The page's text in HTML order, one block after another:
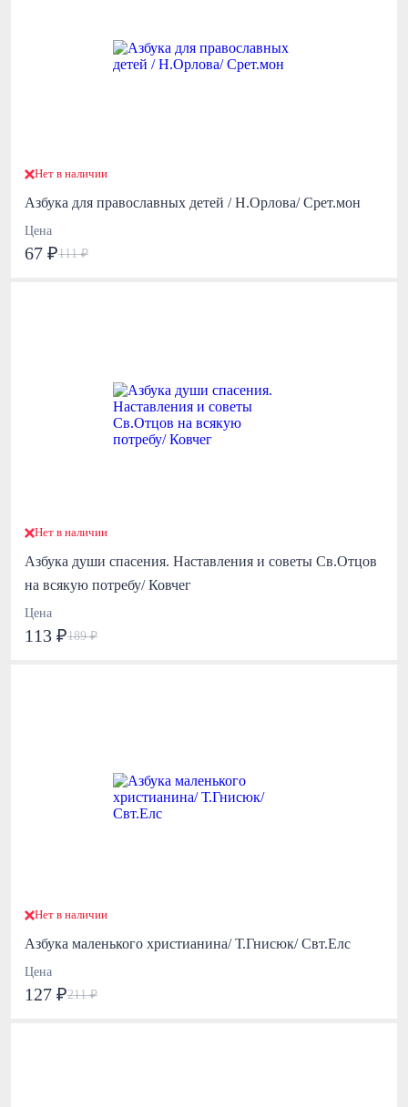
Нет в наличии
Азбука для православных детей / Н.Орлова/ Срет.мон
Цена
67 ₽111 ₽
Нет в наличии
Азбука души спасения. Наставления и советы Св.Отцов
на всякую потребу/ Ковчег
Цена
113 ₽189 ₽
Нет в наличии
Азбука маленького христианина/ Т.Гнисюк/ Свт.Елс
Цена
127 ₽211 ₽